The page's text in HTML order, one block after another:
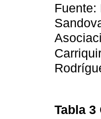
Tabla 3